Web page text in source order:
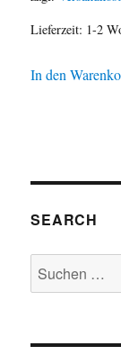
Lieferzeit: 1-2
In den
SEARCH
Suchen
nach: